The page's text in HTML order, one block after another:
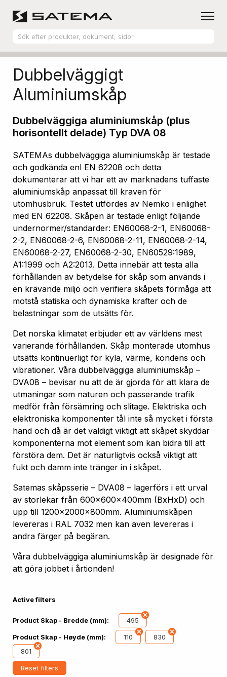
Produktsortiment Aluminiumskåp
Dubbelväggigt
Aluminiumskåp
Dubbelväggiga aluminiumskåp (plus
horisontellt delade) Typ DVA 08
SATEMAs dubbelväggiga aluminiumskåp är testade
och godkända enl EN 62208 och detta
dokumenterar att vi har ett av marknadens tuffaste
aluminiumskåp anpassat till kraven för
utomhusbruk. Testet utfördes av Nemko i enlighet
med EN 62208. Skåpen är testade enligt följande
undernormer/standarder: EN60068-2-1, EN60068-
2-2, EN60068-2-6, EN60068-2-11, EN60068-2-14,
EN60068-2-27, EN60068-2-30, EN60529:1989,
A1:1999 och A2:2013. Detta innebär att testa alla
förhållanden av betydelse för skåp som används i
en krävande miljö och verifiera skåpets förmåga att
motstå statiska och dynamiska krafter och de
belastningar som de utsätts för.
Det norska klimatet erbjuder ett av världens mest
varierande förhållanden. Skåp monterade utomhus
utsätts kontinuerligt för kyla, värme, kondens och
vibrationer. Våra dubbelväggiga aluminiumskåp –
DVA08 – bevisar nu att de är gjorda för att klara de
utmaningar som naturen och passerande trafik
medför från försämring och slitage. Elektriska och
elektroniska komponenter tål inte så mycket i första
hand och då är det väldigt viktigt att skåpet skyddar
komponenterna mot element som kan bidra till att
förstöra dem. Det är naturligtvis också viktigt att
fukt och damm inte tränger in i skåpet.
Satemas skåpsserie – DVA08 – lagerförs i ett urval
av storlekar från 600x600x400mm (BxHxD) och
upp till 1200x2000x800mm. Aluminiumskåpen
levereras i RAL 7032 men kan även levereras i
andra färger på begäran.
Våra dubbelväggiga aluminiumskåp är designade för
att göra jobbet i årtionden!
Active filters
Product Skap - Bredde (mm): 495
Product Skap - Høyde (mm): 110
830
801
Reset filters